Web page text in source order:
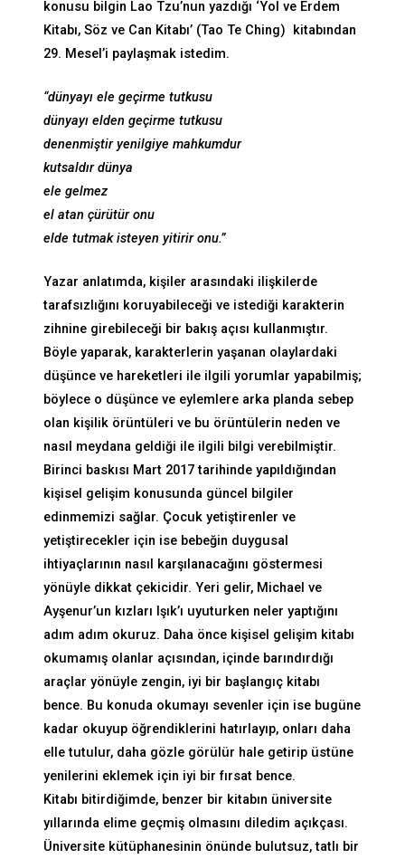
konusu bilgin Lao Tzu’nun yazdığı ‘Yol ve Erdem
Kitabı, Söz ve Can Kitabı’ (Tao Te Ching) kitabından
29. Mesel’i paylaşmak istedim.
“dünyayı ele geçirme tutkusu
dünyayı elden geçirme tutkusu
denenmiştir yenilgiye mahkumdur
kutsaldır dünya
ele gelmez
el atan çürütür onu
elde tutmak isteyen yitirir onu.”
Yazar anlatımda, kişiler arasındaki ilişkilerde
tarafsızlığını koruyabileceği ve istediği karakterin
zihnine girebileceği bir bakış açısı kullanmıştır.
Böyle yaparak, karakterlerin yaşanan olaylardaki
düşünce ve hareketleri ile ilgili yorumlar yapabilmiş;
böylece o düşünce ve eylemlere arka planda sebep
olan kişilik örüntüleri ve bu örüntülerin neden ve
nasıl meydana geldiği ile ilgili bilgi verebilmiştir.
Birinci baskısı Mart 2017 tarihinde yapıldığından
kişisel gelişim konusunda güncel bilgiler
edinmemizi sağlar. Çocuk yetiştirenler ve
yetiştirecekler için ise bebeğin duygusal
ihtiyaçlarının nasıl karşılanacağını göstermesi
yönüyle dikkat çekicidir. Yeri gelir, Michael ve
Ayşenur’un kızları Işık’ı uyuturken neler yaptığını
adım adım okuruz. Daha önce kişisel gelişim kitabı
okumamış olanlar açısından, içinde barındırdığı
araçlar yönüyle zengin, iyi bir başlangıç kitabı
bence. Bu konuda okumayı sevenler için ise bugüne
kadar okuyup öğrendiklerini hatırlayıp, onları daha
elle tutulur, daha gözle görülür hale getirip üstüne
yenilerini eklemek için iyi bir fırsat bence.
Kitabı bitirdiğimde, benzer bir kitabın üniversite
yıllarında elime geçmiş olmasını diledim açıkçası.
Üniversite kütüphanesinin önünde bulutsuz, tatlı bir